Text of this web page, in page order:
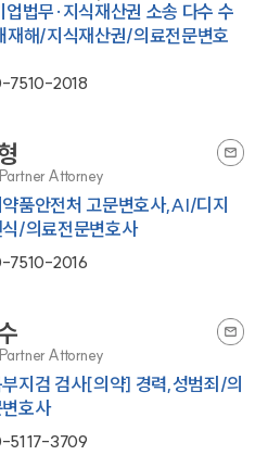
업법무·지식재산권 소송 다수 수
재해/지식재산권/의료전문변호
7510-2018
Attorney
품안전처 고문변호사,AI/디지
/의료전문변호사
7510-2016
Attorney
지검 검사[의약] 경력,성범죄/의
호사
5117-3709